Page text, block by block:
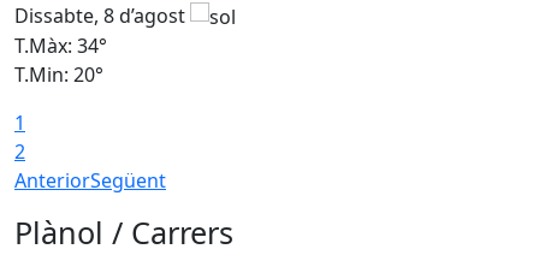
Dissabte, 8 d’agost
T.Màx: 34°
T.Min: 20°
1
2
AnteriorSegüent
Plànol / Carrers